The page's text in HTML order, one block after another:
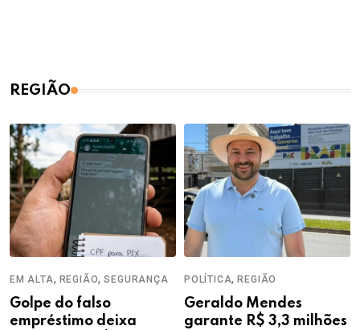
REGIÃO
EM ALTA, REGIÃO,SEGURANÇA
Golpe do falso
empréstimo deixa
POLÍTICA,REGIÃO
Geraldo Mendes
garante R$ 3,3 milhões